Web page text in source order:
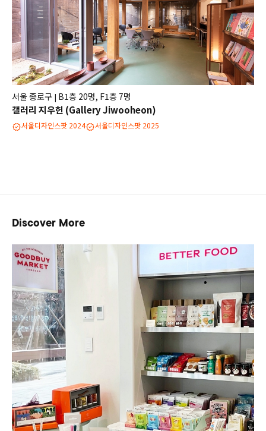
서울 종로구 | B1층 20명, F1층 7명
갤러리 지우헌 (Gallery Jiwooheon)
서울디자인스팟 2024 서울디자인스팟 2025
Discover More